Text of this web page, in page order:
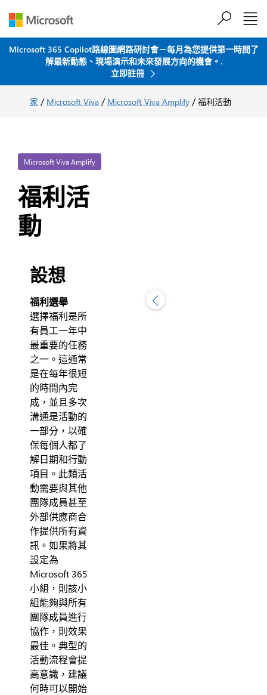
Microsoft 365 Copilot路線圖網路研討會－每月為您提供第一時間了
解最新動態、現場演示和未來發展方向的機會。.
立即註冊
家 / Microsoft Viva / Microsoft Viva Amplify /福利活動
Microsoft Viva Amplify
福利活
動
設想
福利選舉
選擇福利是所
有員工一年中
最重要的任務
之一。這通常
是在每年很短
的時間內完
成，並且多次
溝通是活動的
一部分，以確
保每個人都了
解日期和行動
項目。此類活
動需要與其他
團隊成員甚至
外部供應商合
作提供所有資
訊。如果將其
設定為
Microsoft 365
小組，則該小
組能夠與所有
團隊成員進行
協作，則效果
最佳。典型的
活動流程會提
高意識，建議
何時可以開始